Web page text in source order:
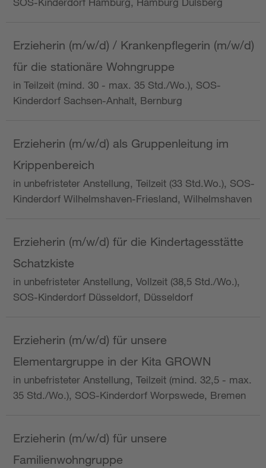
Erzieherin (m/w/d) / Krankenpflegerin (m/w/d)
für die stationäre Wohngruppe
in Teilzeit (mind. 30 - max. 35 Std./Wo.), SOS-
Kinderdorf Sachsen-Anhalt, Bernburg
Erzieherin (m/w/d) als Gruppenleitung im
Krippenbereich
in unbefristeter Anstellung, Teilzeit (33 Std.Wo.), SOS-
Kinderdorf Wilhelmshaven-Friesland, Wilhelmshaven
Erzieherin (m/w/d) für die Kindertagesstätte
Schatzkiste
in unbefristeter Anstellung, Vollzeit (38,5 Std./Wo.),
SOS-Kinderdorf Düsseldorf, Düsseldorf
Erzieherin (m/w/d) für unsere
Elementargruppe in der Kita GROWN
in unbefristeter Anstellung, Teilzeit (mind. 32,5 - max.
35 Std./Wo.), SOS-Kinderdorf Worpswede, Bremen
Erzieherin (m/w/d) für unsere
Familienwohngruppe